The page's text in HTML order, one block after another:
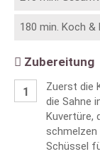
180 min. Koch &
Zubereitung
Zuerst die
die Sahne
Kuvertüre,
schmelzen
Schüssel